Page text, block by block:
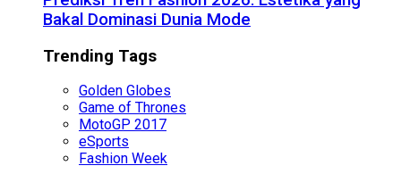
Bakal Dominasi Dunia Mode
Trending Tags
Golden Globes
Game of Thrones
MotoGP 2017
eSports
Fashion Week